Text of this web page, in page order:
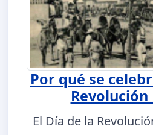
Por qué se
El Día de la